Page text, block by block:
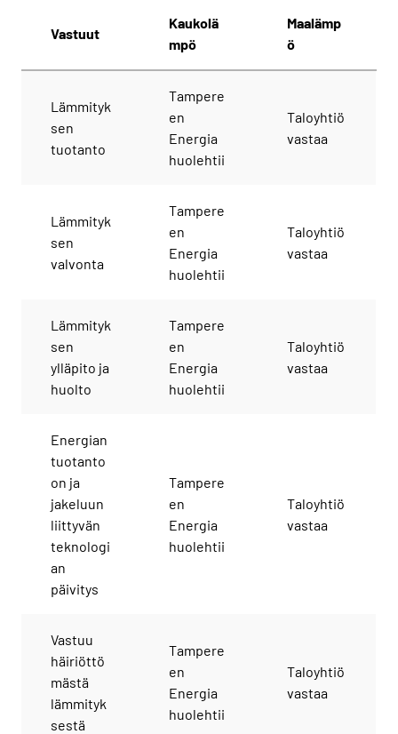
Vastuut
Kaukolä
mpö
Maalämp
ö
Lämmityk
sen
tuotanto
Tampere
en
Energia
huolehtii
Taloyhtiö
vastaa
Lämmityk
sen
valvonta
Tampere
en
Energia
huolehtii
Taloyhtiö
vastaa
Lämmityk
sen
ylläpito ja
huolto
Tampere
en
Energia
huolehtii
Taloyhtiö
vastaa
Energian
tuotanto
on ja
jakeluun
liittyvän
teknologi
an
päivitys
Tampere
en
Energia
huolehtii
Taloyhtiö
vastaa
Vastuu
häiriöttö
mästä
lämmityk
sestä
Tampere
en
Energia
huolehtii
Taloyhtiö
vastaa